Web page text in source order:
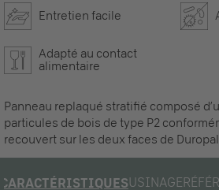
Entretien facile
Adapté au contact
alimentaire
Panneau replaqué stratifié composé
particules de bois de type P2
recouvert sur les deux faces de
CARACTÉRISTIQUESUSINAGE